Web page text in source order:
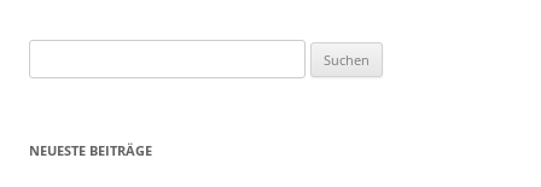
nach:
NEUESTE BEITRÄGE